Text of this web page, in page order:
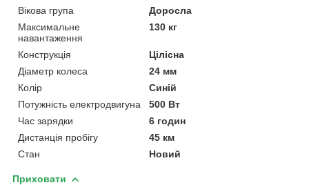
Вікова група
Доросла
Максимальне
навантаження
130 кг
Конструкція
Цілісна
Діаметр колеса
24 мм
Колір
Синій
Потужність електродвигуна
500 Вт
Час зарядки
6 годин
Дистанція пробігу
45 км
Стан
Новий
Приховати